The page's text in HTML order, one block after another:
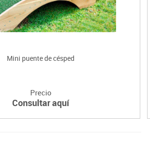
Mini puente de césped
Precio
Consultar aquí